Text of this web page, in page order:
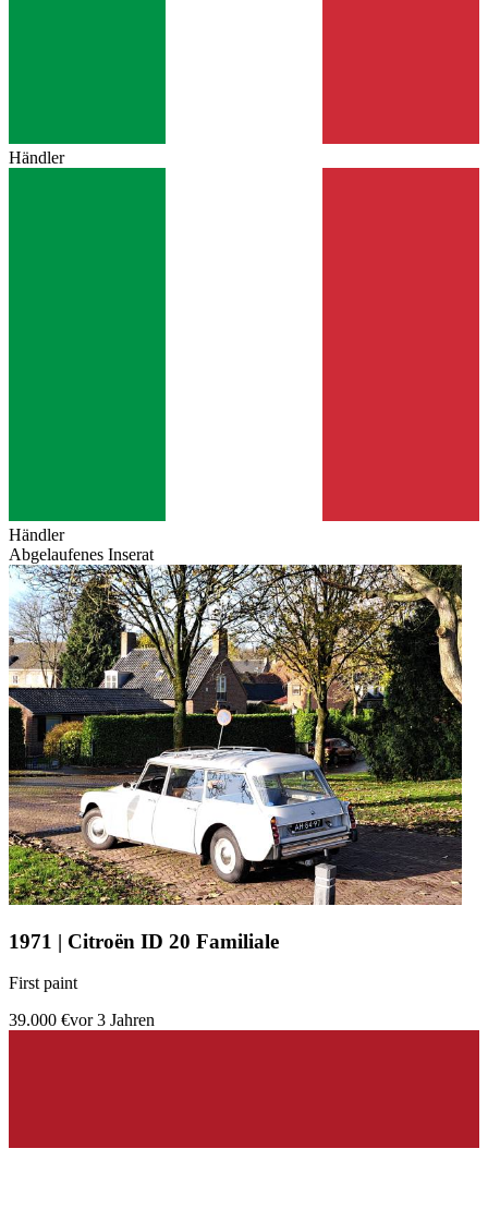
Händler
Händler
Abgelaufenes Inserat
1971 | Citroën ID 20 Familiale
First paint
39.000 €vor 3 Jahren